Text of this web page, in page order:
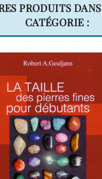
PRODUITS
CATÉGORIE :